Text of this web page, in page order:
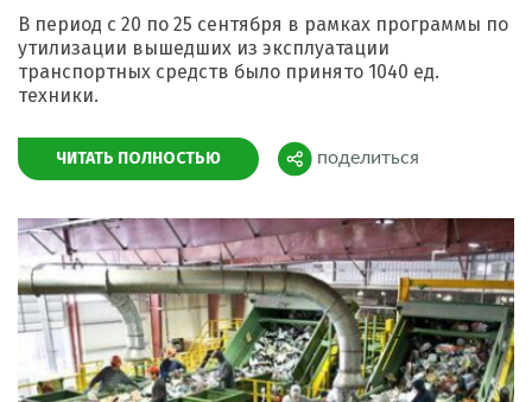
В период с 20 по 25 сентября в рамках программы по
утилизации вышедших из эксплуатации
транспортных средств было принято 1040 ед.
техники.
ЧИТАТЬ ПОЛНОСТЬЮ Поделиться
поделиться